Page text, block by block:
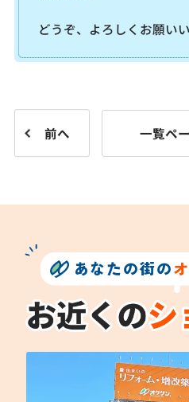
どうぞ、よろしくお願い
前へ 一覧ペ
あなたの街の